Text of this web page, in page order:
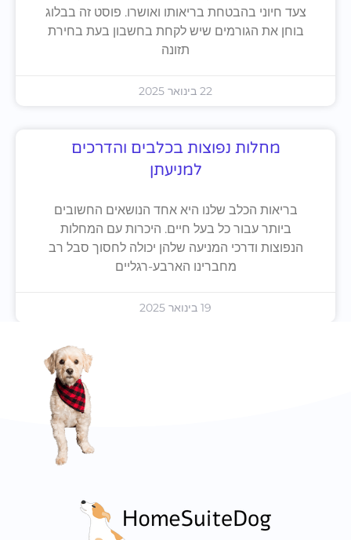
צעד חיוני בהבטחת בריאותו ואושרו. פוסט זה בבלוג
בוחן את הגורמים שיש לקחת בחשבון בעת בחירת
תזונה
22 בינואר 2025
מחלות נפוצות בכלבים והדרכים
למניעתן
בריאות הכלב שלנו היא אחד הנושאים החשובים
ביותר עבור כל בעל חיים. היכרות עם המחלות
הנפוצות ודרכי המניעה שלהן יכולה לחסוך סבל רב
מחברינו הארבע-רגליים
19 בינואר 2025